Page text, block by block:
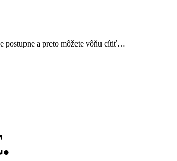
postupne a preto môžete vôňu cítiť…